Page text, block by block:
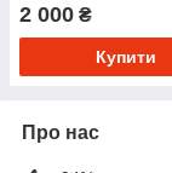
2 000 ₴
Купити
Про нас